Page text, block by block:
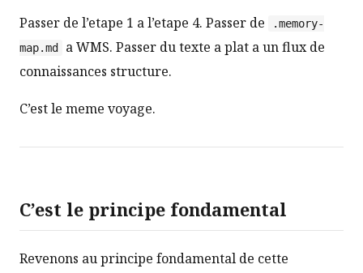
Passer de l’etape 1 a l’etape 4. Passer de
.memory-
map.md
a WMS. Passer du texte a plat a un flux de
connaissances structure.
C’est le meme voyage.
C’est le principe fondamental
Revenons au principe fondamental de cette